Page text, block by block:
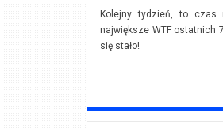
Kolejny tydzień, to czas
największe WTF ostatnich
się stało!